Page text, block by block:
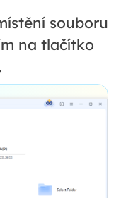
souboru
na tlačítko